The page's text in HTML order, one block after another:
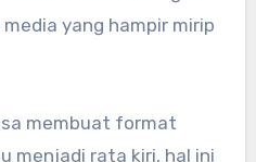
yang hampir mirip
membuat format
menjadi rata kiri, hal ini